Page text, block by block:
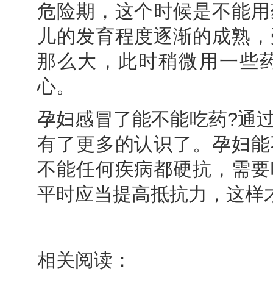
危险期，这个时候是不能
儿的发育程度逐渐的成熟
那么大，此时稍微用一些
心。
孕妇感冒了能不能吃药?通
有了更多的认识了。孕妇
不能任何疾病都硬抗，需
平时应当提高抵抗力，这样
相关阅读：